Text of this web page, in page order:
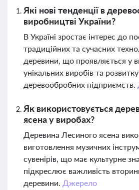
Які нові тенденції в
виробництві України?
В Україні зростає інтерес до
традиційних та сучасних
деревини, що проявляється у
унікальних виробів та
деревообробних підприємств.
Як використовується
ясена у виробах?
Деревина Лесиного ясена
виготовлення музичних
сувенірів, що має культурне
підкреслює важливість
деревини. Джерело